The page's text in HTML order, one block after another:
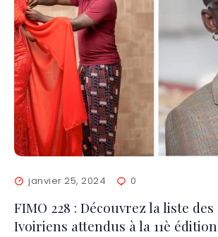
janvier 25, 2024 0
FIMO 228 : Découvrez la liste
Ivoiriens attendus à la 11è